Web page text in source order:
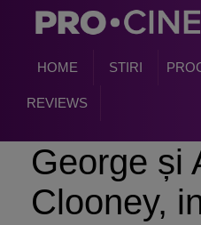
HOME STIRI
REVIEWS
George și
Clooney,